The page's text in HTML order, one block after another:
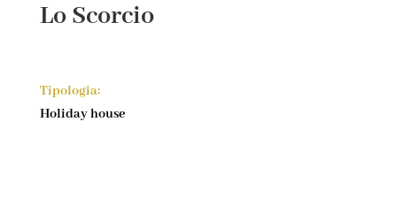
Lo Scorcio
Tipologia:
Holiday house